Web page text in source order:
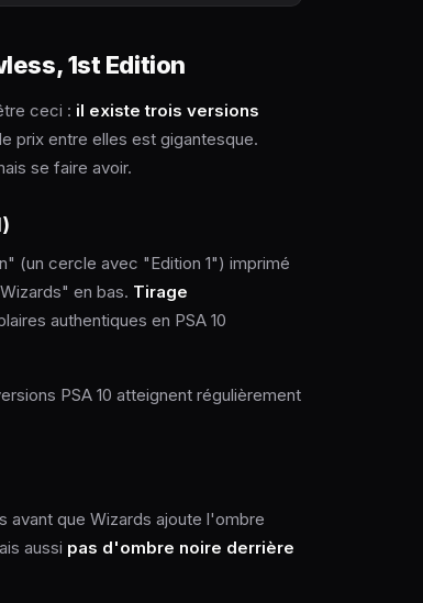
1st Edition
ceci : il existe trois versions
prix entre elles est gigantesque.
se faire avoir.
(un cercle avec "Edition 1") imprimé
en bas. Tirage
authentiques en PSA 10
PSA 10 atteignent régulièrement
avant que Wizards ajoute l'ombre
aussi pas d'ombre noire derrière